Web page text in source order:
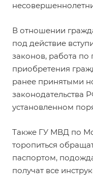
В отношении
под действие
законов, работа по
приобретения
ранее принятыми
законодательства
установленном
Также ГУ МВД по
торопиться
паспортом,
получат все